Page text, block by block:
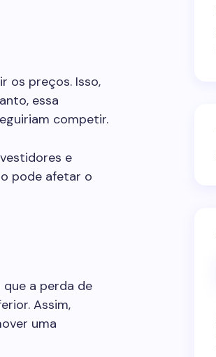
os preços. Isso,
essa
competir.
e
pode afetar o
a perda de
Assim,
uma